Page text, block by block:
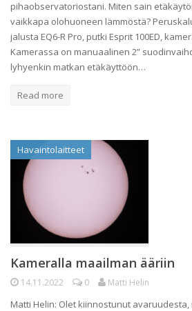
pihaobservatoriostani. Miten sain
vaikkapa olohuoneen lämmöstä?
jalusta EQ6-R Pro, putki Esprit 100ED,
Kamerassa on manuaalinen 2”
lyhyenkin matkan etäkäyttöön…
Read more
Havaintolaitteet
Kameralla maailman ääriin
14.11.2022 0 Matti Helin
Matti Helin: Olet kiinnostunut